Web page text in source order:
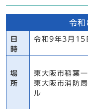
令
日
時
令和9年3月
場
所
東大阪市稲葉
東大阪市消防
ル